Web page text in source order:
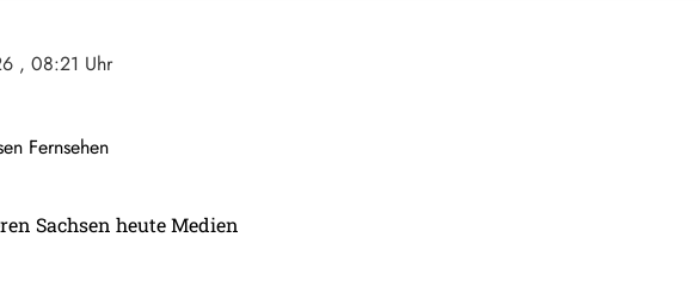
, 08:21 Uhr
Fernsehen
Sachsen heute Medien